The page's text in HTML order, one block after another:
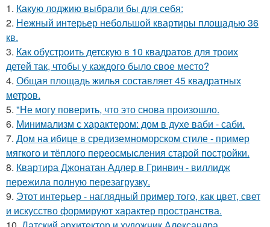
1. Какую лоджию выбрали бы для себя:
2. Нежный интерьер небольшой квартиры площадью 36
кв.
3. Как обустроить детскую в 10 квадратов для троих
детей так, чтобы у каждого было свое место?
4. Общая площадь жилья составляет 45 квадратных
метров.
5. "Не могу поверить, что это снова произошло.
6. Минимализм с характером: дом в духе ваби - саби.
7. Дом на ибице в средиземноморском стиле - пример
мягкого и тёплого переосмысления старой постройки.
8. Квартира Джонатан Адлер в Гринвич - виллидж
пережила полную перезагрузку.
9. Этот интерьер - наглядный пример того, как цвет, свет
и искусство формируют характер пространства.